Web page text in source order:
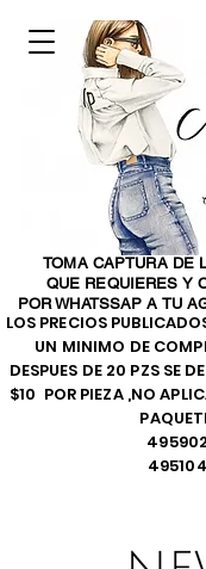
LOS PRECIOS
UN MINIMO DE
DESPUES DE 20 PZS SE
$10 POR PIEZA ,NO
TOMA CAPTURA DE
QUE REQUIERES Y
POR WHATSSAP A TU